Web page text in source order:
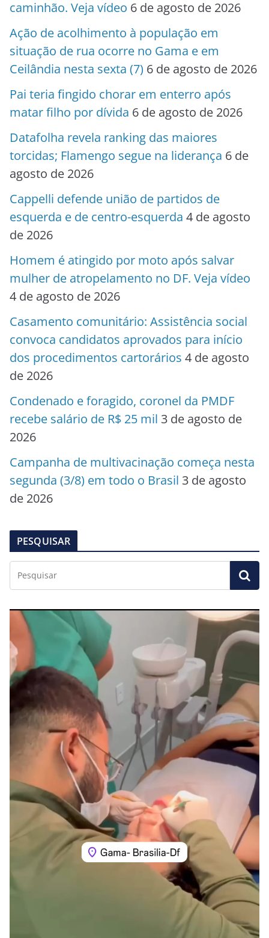
caminhão. Veja vídeo 6 de agosto de 2026
Ação de acolhimento à população em
situação de rua ocorre no Gama e em
Ceilândia nesta sexta (7) 6 de agosto de 2026
Pai teria fingido chorar em enterro após
matar filho por dívida 6 de agosto de 2026
Datafolha revela ranking das maiores
torcidas; Flamengo segue na liderança 6 de
agosto de 2026
Cappelli defende união de partidos de
esquerda e de centro-esquerda 4 de agosto
de 2026
Homem é atingido por moto após salvar
mulher de atropelamento no DF. Veja vídeo
4 de agosto de 2026
Casamento comunitário: Assistência social
convoca candidatos aprovados para início
dos procedimentos cartorários 4 de agosto
de 2026
Condenado e foragido, coronel da PMDF
recebe salário de R$ 25 mil 3 de agosto de
2026
Campanha de multivacinação começa nesta
segunda (3/8) em todo o Brasil 3 de agosto
de 2026
PESQUISAR